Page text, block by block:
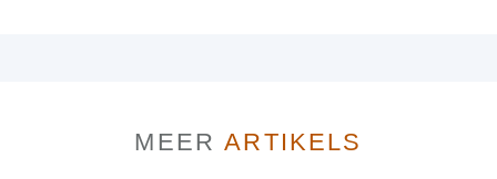
MEERARTIKELS